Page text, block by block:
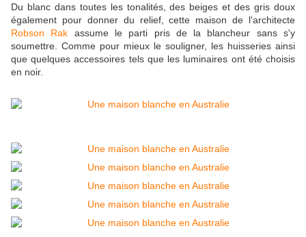
Du blanc dans toutes les tonalités, des beiges et des gris doux
également pour donner du relief, cette maison de l'architecte
Robson Rak assume le parti pris de la blancheur sans s'y
soumettre. Comme pour mieux le souligner, les huisseries ainsi
que quelques accessoires tels que les luminaires ont été choisis
en noir.